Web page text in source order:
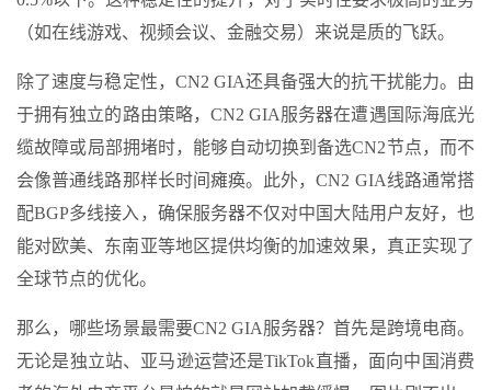
（如在线游戏、视频会议、金融交易）来说是质的飞跃。
除了速度与稳定性，CN2 GIA还具备强大的抗干扰能力。由
于拥有独立的路由策略，CN2 GIA服务器在遭遇国际海底光
缆故障或局部拥堵时，能够自动切换到备选CN2节点，而不
会像普通线路那样长时间瘫痪。此外，CN2 GIA线路通常搭
配BGP多线接入，确保服务器不仅对中国大陆用户友好，也
能对欧美、东南亚等地区提供均衡的加速效果，真正实现了
全球节点的优化。
那么，哪些场景最需要CN2 GIA服务器？首先是跨境电商。
无论是独立站、亚马逊运营还是TikTok直播，面向中国消费